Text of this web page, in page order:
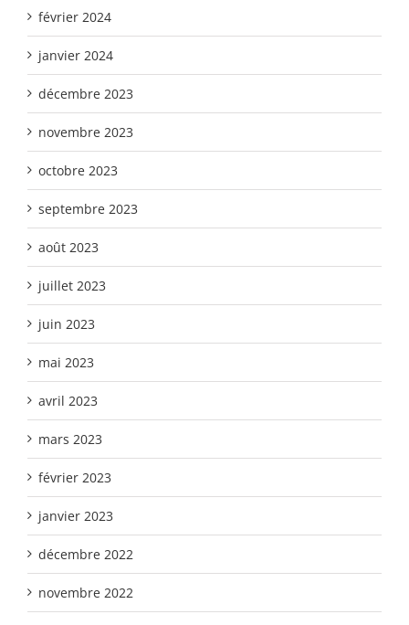
février 2024
janvier 2024
décembre 2023
novembre 2023
octobre 2023
septembre 2023
août 2023
juillet 2023
juin 2023
mai 2023
avril 2023
mars 2023
février 2023
janvier 2023
décembre 2022
novembre 2022